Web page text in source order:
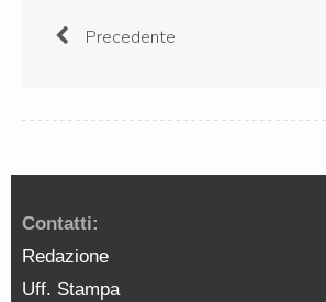
Precedente
Contatti:
Redazione
Uff. Stampa